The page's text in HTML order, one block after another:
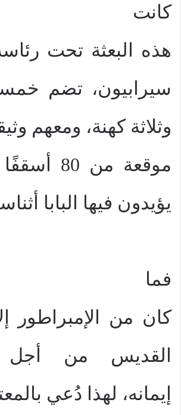
كانت
هذه البعثة تحت
سيرابيون، تضم
وثلاثة كهنة، ومعهم
موقعة من
يؤيدون فيها البابا
فما
كان من الإمبراطور
القديس من أجل
إيمانه، لهذا دُعي